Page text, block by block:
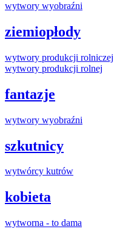
wytwory wyobraźni
ziemiopłody
wytwory produkcji rolniczej
wytwory produkcji rolnej
fantazje
wytwory wyobraźni
szkutnicy
wytwórcy kutrów
kobieta
wytworna - to dama